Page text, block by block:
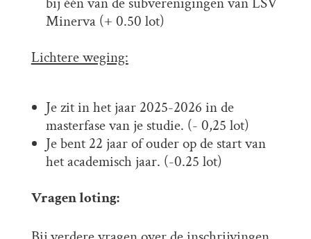
Minerva (+ 0.50 lot)
Lichtere weging:
Je zit in het jaar 2025-2026 in de
masterfase van je studie. (- 0,25 lot)
Je bent 22 jaar of ouder op de start van
het academisch jaar. (-0.25 lot)
Vragen loting: